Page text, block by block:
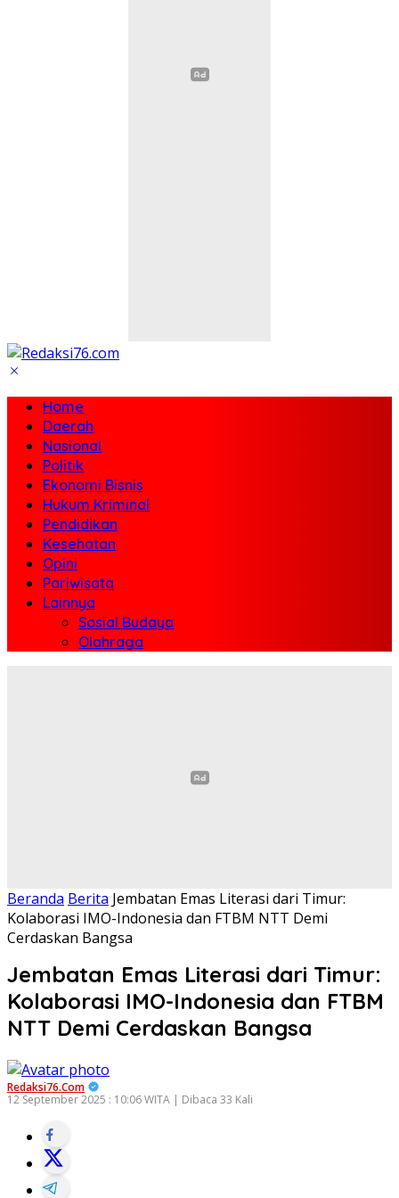
Home
Daerah
Nasional
Politik
Ekonomi Bisnis
Hukum Kriminal
Pendidikan
Kesehatan
Opini
Pariwisata
Lainnya
Sosial Budaya
Olahraga
Beranda Berita Jembatan Emas Literasi dari Timur:
Kolaborasi IMO-Indonesia dan FTBM NTT Demi
Cerdaskan Bangsa
Jembatan Emas Literasi dari Timur:
Kolaborasi IMO-Indonesia dan FTBM
NTT Demi Cerdaskan Bangsa
Redaksi76.com
12 September 2025 : 10:06 WITA | Dibaca 33 Kali